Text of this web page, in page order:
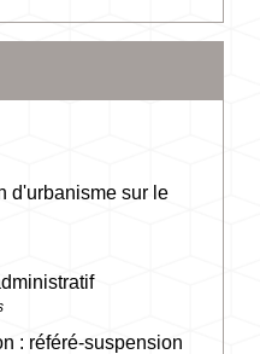
d'urbanisme sur le
: référé-suspension